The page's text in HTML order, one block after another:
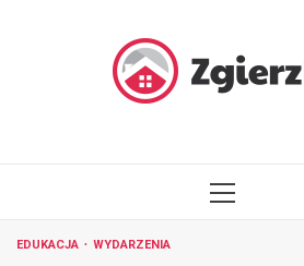
PRIMARY
EDUKACJA WYDARZENIA